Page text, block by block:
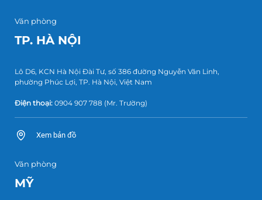
Văn phòng
TP. HÀ NỘI
Lô D6, KCN Hà Nội Đài Tư, số 386 đường Nguyễn Văn Linh,
phường Phúc Lợi, TP. Hà Nội, Việt Nam
Điện thoại: 0904 907 788 (Mr. Trường)
Xem bản đồ
Văn phòng
MỸ